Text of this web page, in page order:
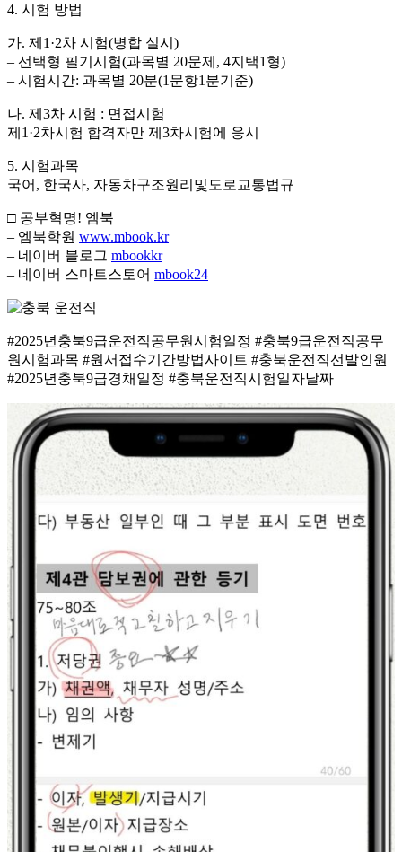
4. 시험 방법
가. 제1·2차 시험(병합 실시)
– 선택형 필기시험(과목별 20문제, 4지택1형)
– 시험시간: 과목별 20분(1문항1분기준)
나. 제3차 시험 : 면접시험
제1·2차시험 합격자만 제3차시험에 응시
5. 시험과목
국어, 한국사, 자동차구조원리및도로교통법규
□ 공부혁명! 엠북
– 엠북학원 www.mbook.kr
– 네이버 블로그 mbookkr
– 네이버 스마트스토어 mbook24
#2025년충북9급운전직공무원시험일정 #충북9급운전직공무
원시험과목 #원서접수기간방법사이트 #충북운전직선발인원
#2025년충북9급경채일정 #충북운전직시험일자날짜